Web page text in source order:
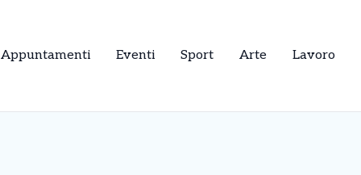
Appuntamenti Eventi Sport Arte Lavoro